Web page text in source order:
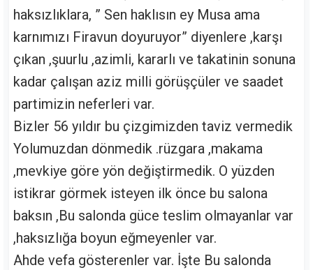
haksızlıklara, ” Sen haklısın ey Musa ama
karnımızı Firavun doyuruyor” diyenlere ,karşı
çıkan ,şuurlu ,azimli, kararlı ve takatinin sonuna
kadar çalışan aziz milli görüşçüler ve saadet
partimizin neferleri var.
Bizler 56 yıldır bu çizgimizden taviz vermedik
Yolumuzdan dönmedik .rüzgara ,makama
,mevkiye göre yön değiştirmedik. O yüzden
istikrar görmek isteyen ilk önce bu salona
baksın ,Bu salonda güce teslim olmayanlar var
,haksızlığa boyun eğmeyenler var.
Ahde vefa gösterenler var. İşte Bu salonda